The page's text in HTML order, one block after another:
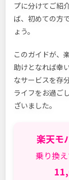
プに分けてご紹
ば、初めての方
ょう。
このガイドが、
助けとなれば幸
なサービスを存
ライフをお過ご
ざいました。
楽天モ
乗り換